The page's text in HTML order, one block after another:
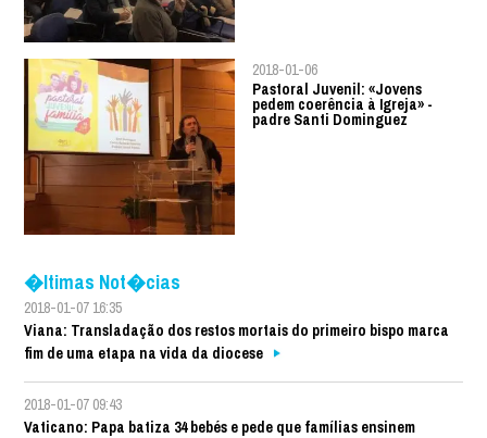
2018-01-06
Pastoral Juvenil: «Jovens
pedem coerência à Igreja» -
padre Santi Dominguez
�ltimas Not�cias
2018-01-07 16:35
Viana: Transladação dos restos mortais do primeiro bispo marca
fim de uma etapa na vida da diocese
2018-01-07 09:43
Vaticano: Papa batiza 34 bebés e pede que famílias ensinem